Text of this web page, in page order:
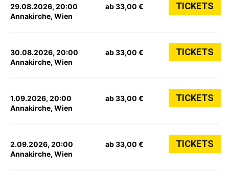
29.08.2026, 20:00
Annakirche, Wien
ab 33,00 € TICKETS
30.08.2026, 20:00
Annakirche, Wien
ab 33,00 € TICKETS
1.09.2026, 20:00
Annakirche, Wien
ab 33,00 € TICKETS
2.09.2026, 20:00
Annakirche, Wien
ab 33,00 € TICKETS